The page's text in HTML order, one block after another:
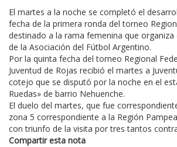
El martes a la noche se completó el
fecha de la primera ronda del torneo
destinado a la rama femenina que organiza
de la Asociación del Fútbol Argentino.
Por la quinta fecha del torneo Regional
Juventud de Rojas recibió el martes a
cotejo que se disputó por la noche en el
Ruedas» de barrio Nehuenche.
El duelo del martes, que fue
zona 5 correspondiente a la Región
con triunfo de la visita por tres tantos
Compartir esta nota